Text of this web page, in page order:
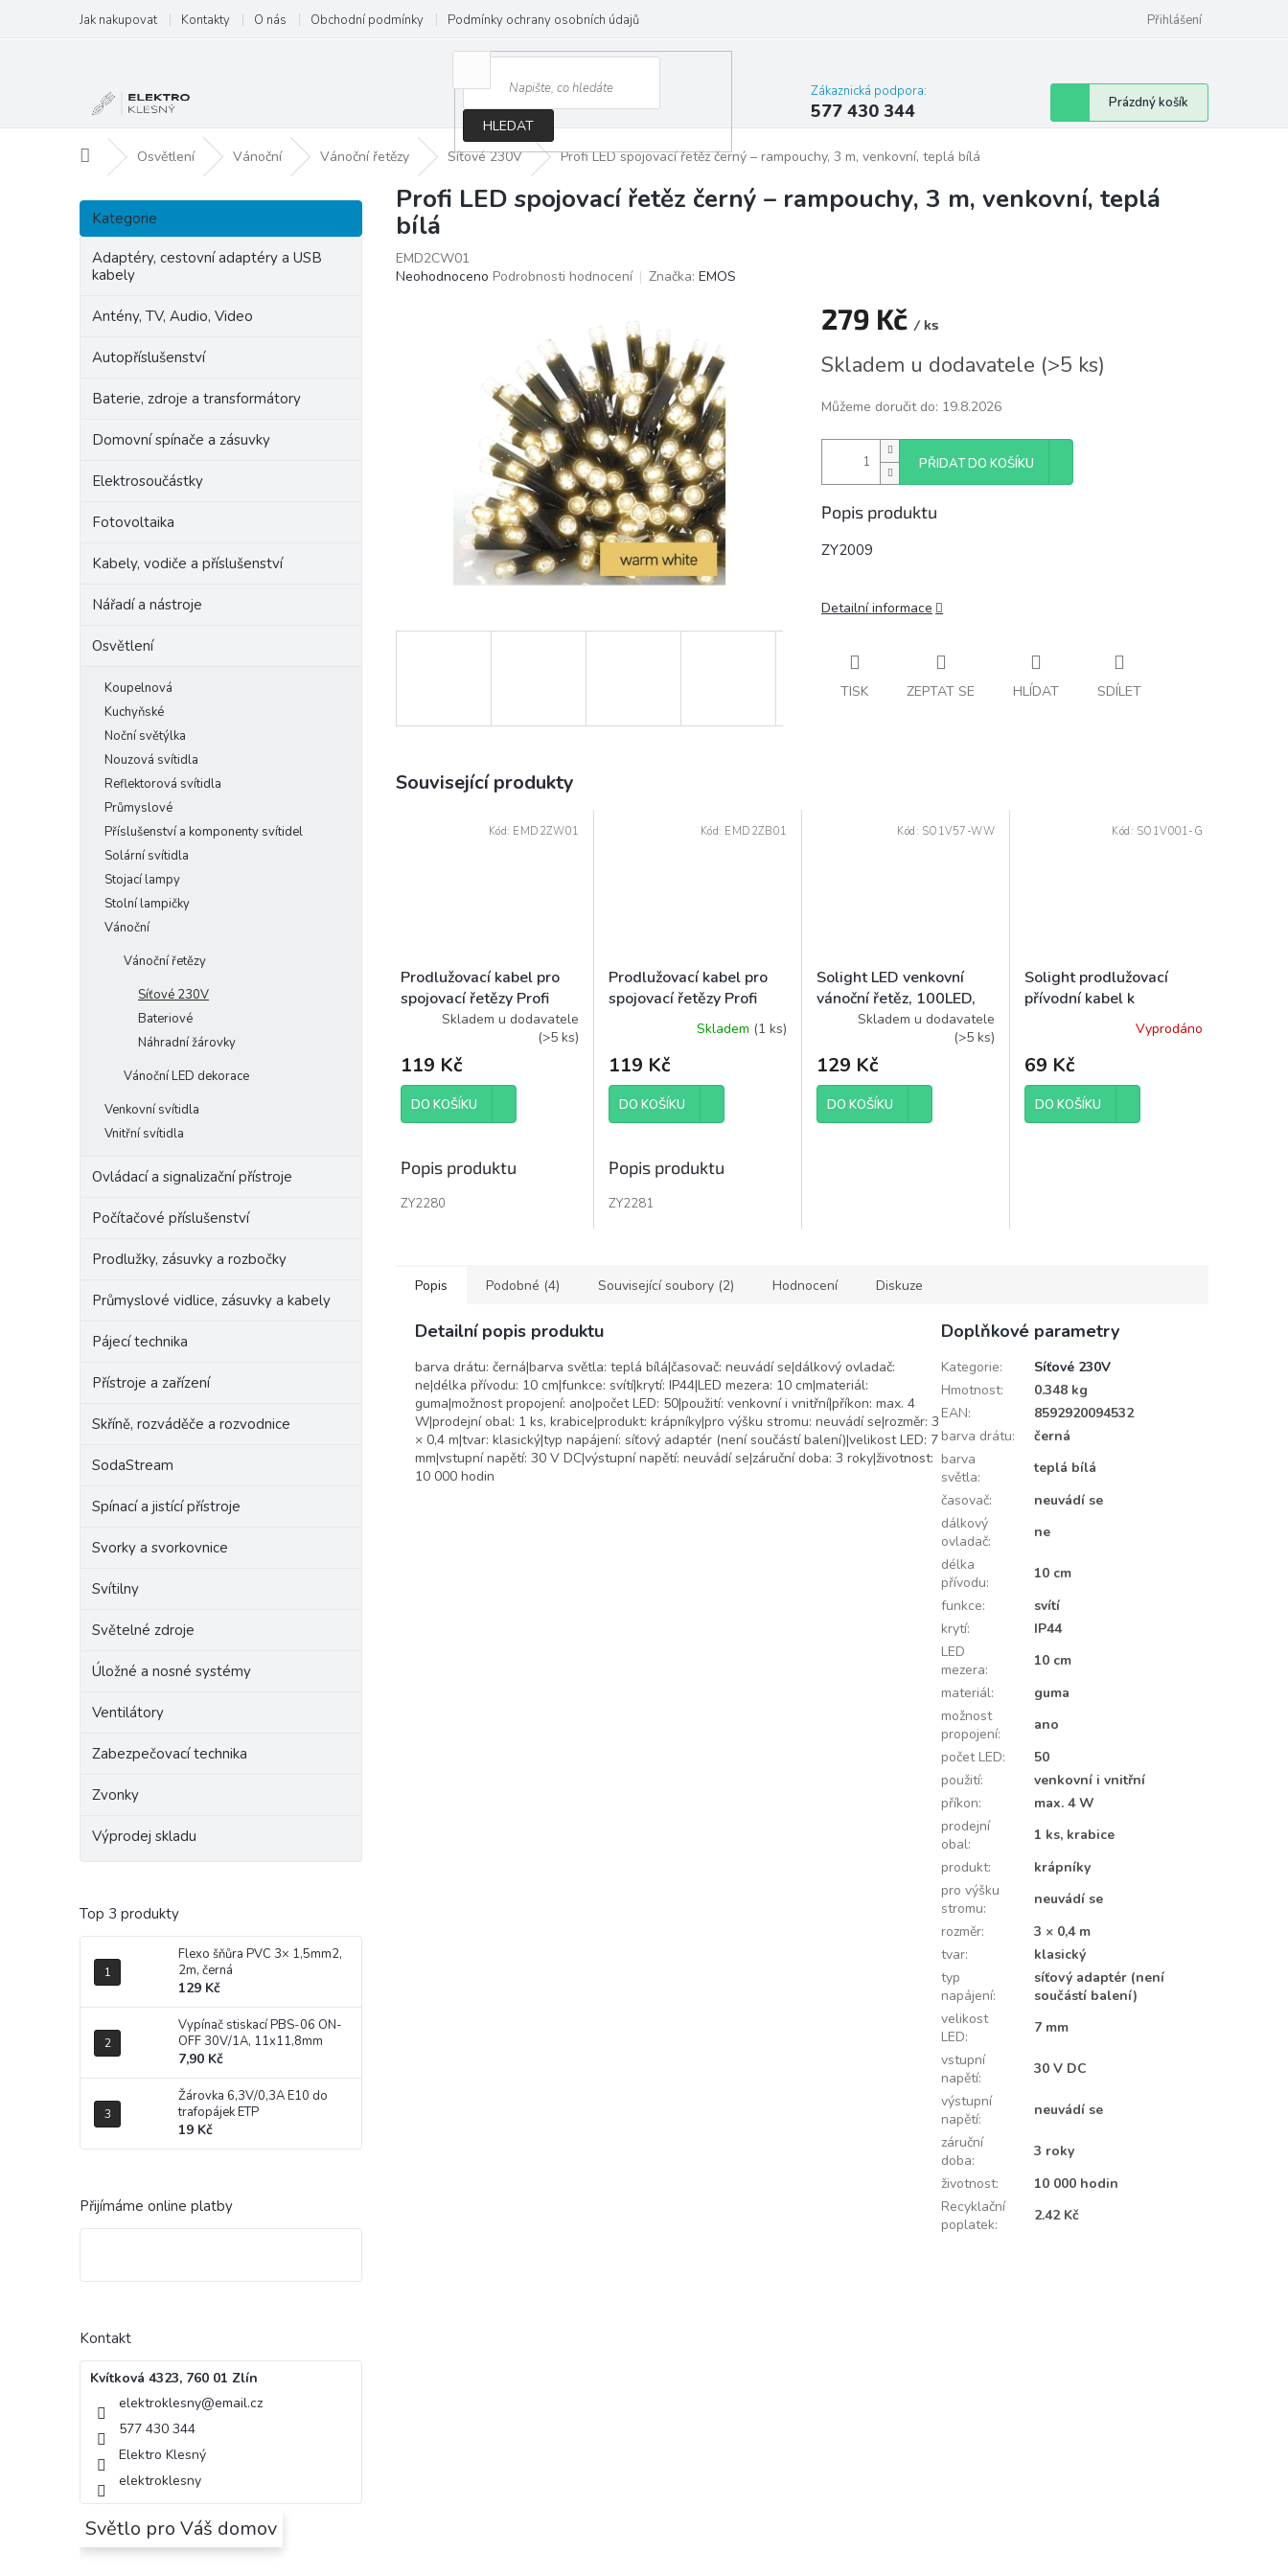
obsah
Jak nakupovat Kontakty O nás Obchodní podmínky Podmínky ochrany osobních údajů Přihlášení
HLEDAT
Zákaznická podpora:
577 430 344
Nákupní
košík
Prázdný košík
Domů Osvětlení Vánoční Vánoční řetězy Síťové 230V Profi LED spojovací řetěz černý – rampouchy, 3 m, venkovní, teplá bílá
P
s
Přeskočit
kategorie
Kategorie
Adaptéry, cestovní adaptéry a USB
kabely
Antény, TV, Audio, Video
Autopříslušenství
Baterie, zdroje a transformátory
Domovní spínače a zásuvky
Elektrosoučástky
Fotovoltaika
Kabely, vodiče a příslušenství
Nářadí a nástroje
Osvětlení
Koupelnová
Kuchyňské
Noční světýlka
Nouzová svítidla
Reflektorová svítidla
Průmyslové
Příslušenství a komponenty svítidel
Solární svítidla
Stojací lampy
Stolní lampičky
Vánoční
Vánoční řetězy
Síťové 230V
Bateriové
Náhradní žárovky
Vánoční LED dekorace
Venkovní svítidla
Vnitřní svítidla
Ovládací a signalizační přístroje
Počítačové příslušenství
Prodlužky, zásuvky a rozbočky
Průmyslové vidlice, zásuvky a kabely
Pájecí technika
Přístroje a zařízení
Skříně, rozváděče a rozvodnice
SodaStream
Spínací a jistící přístroje
Svorky a svorkovnice
Svítilny
Světelné zdroje
Úložné a nosné systémy
Ventilátory
Zabezpečovací technika
Zvonky
Výprodej skladu
Top 3 produkty
Flexo šňůra PVC 3× 1,5mm2,
2m, černá
129 Kč
Vypínač stiskací PBS-06 ON-
OFF 30V/1A, 11x11,8mm
7,90 Kč
Žárovka 6,3V/0,3A E10 do
trafopájek ETP
19 Kč
Přijímáme online platby
Kontakt
Kvítková 4323, 760 01 Zlín
elektroklesny@email.cz
577 430 344
Elektro Klesný
elektroklesny
Světlo pro Váš domov
Profi LED spojovací řetěz černý – rampouchy, 3 m, venkovní, teplá
bílá
EMD2CW01
Průměrné
Neohodnoceno Podrobnosti hodnocení Značka: EMOS
279 Kč / ks
cena:
Skladem u dodavatele (>5 ks)
Můžeme doručit do: 19.8.2026
PŘIDAT DO KOŠÍKU
Popis produktu
ZY2009
Detailní informace
TISK ZEPTAT SE HLÍDAT SDÍLET
Související produkty
Prodlužovací kabel pro
spojovací řetězy Profi
bílý, 10 m, venkovní i
Skladem u dodavatele
(>5 ks)
119 Kč
DO KOŠÍKU
Popis produktu
ZY2280
Kód: EMD2ZW01
Prodlužovací kabel pro
spojovací řetězy Profi
černý, 10 m, venkovní i
Skladem (1 ks)
119 Kč
DO KOŠÍKU
Popis produktu
ZY2281
Kód: EMD2ZB01
Solight LED venkovní
vánoční řetěz, 100LED,
10m, 3m přívod, 8 funkcí,
IP44, 3x AA, teplá bílá
Skladem u dodavatele
(>5 ks)
129 Kč
DO KOŠÍKU
Kód: SO1V57-WW
Solight prodlužovací
přívodní kabel k
vánočním řetězům, 5m
Vyprodáno
69 Kč
DO KOŠÍKU
Kód: SO1V001-G
Popis Podobné (4) Související soubory (2) Hodnocení Diskuze
Detailní popis produktu
barva drátu: černá|barva světla: teplá bílá|časovač: neuvádí se|dálkový ovladač:
ne|délka přívodu: 10 cm|funkce: svítí|krytí: IP44|LED mezera: 10 cm|materiál:
guma|možnost propojení: ano|počet LED: 50|použití: venkovní i vnitřní|příkon: max. 4
W|prodejní obal: 1 ks, krabice|produkt: krápníky|pro výšku stromu: neuvádí se|rozměr: 3
× 0,4 m|tvar: klasický|typ napájení: síťový adaptér (není součástí balení)|velikost LED: 7
mm|vstupní napětí: 30 V DC|výstupní napětí: neuvádí se|záruční doba: 3 roky|životnost:
10 000 hodin
Doplňkové parametry
Kategorie:
Síťové 230V
Hmotnost:
0.348 kg
EAN:
8592920094532
barva drátu:
černá
barva
světla:
teplá bílá
časovač:
neuvádí se
dálkový
ovladač:
ne
délka
přívodu:
10 cm
funkce:
svítí
krytí:
IP44
LED
mezera:
10 cm
materiál:
guma
možnost
propojení:
ano
počet LED:
50
použití:
venkovní i vnitřní
příkon:
max. 4 W
prodejní
obal:
1 ks, krabice
produkt:
krápníky
pro výšku
stromu:
neuvádí se
rozměr:
3 × 0,4 m
tvar:
klasický
typ
napájení:
síťový adaptér (není
součástí balení)
velikost
LED:
7 mm
vstupní
napětí:
30 V DC
výstupní
napětí:
neuvádí se
záruční
doba:
3 roky
životnost:
10 000 hodin
Recyklační
poplatek:
2.42 Kč